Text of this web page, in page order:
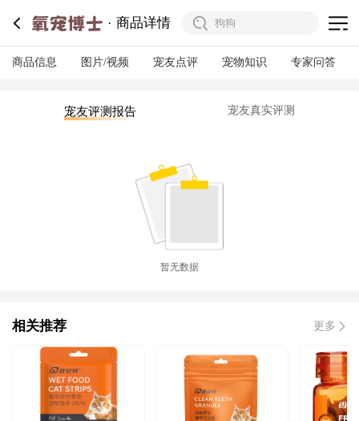
商品详情
商品信息 图片/视频 宠友点评 宠物知识 专家问答
宠友评测报告 宠友真实评测
暂无数据
相关推荐 更多